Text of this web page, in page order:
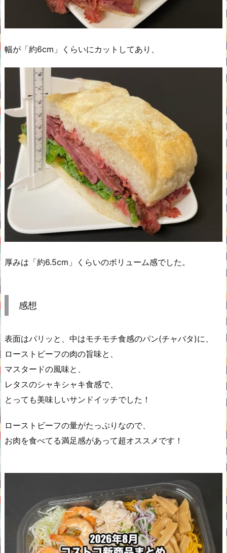
幅が「約6cm」くらいにカットしてあり、
厚みは「約6.5cm」くらいのボリューム感でした。
感想
表面はパリッと、中はモチモチ食感のパン(チャバタ)に、
ローストビーフの肉の旨味と、
マスタードの風味と、
レタスのシャキシャキ食感で、
とっても美味しいサンドイッチでした！
ローストビーフの量がたっぷりなので、
お肉を食べてる満足感があって超オススメです！